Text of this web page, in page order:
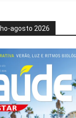
agosto 2026